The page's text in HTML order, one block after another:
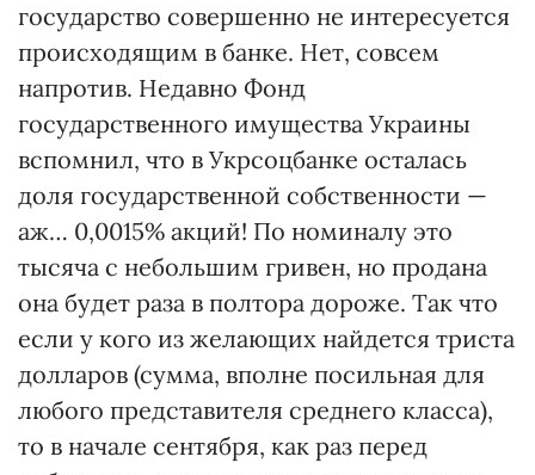
государство совершенно не интересуется
происходящим в банке. Нет, совсем
напротив. Недавно Фонд
государственного имущества Украины
вспомнил, что в Укрсоцбанке осталась
доля государственной собственности —
аж… 0,0015% акций! По номиналу это
тысяча с небольшим гривен, но продана
она будет раза в полтора дороже. Так что
если у кого из желающих найдется триста
долларов (сумма, вполне посильная для
любого представителя среднего класса),
то в начале сентября, как раз перед